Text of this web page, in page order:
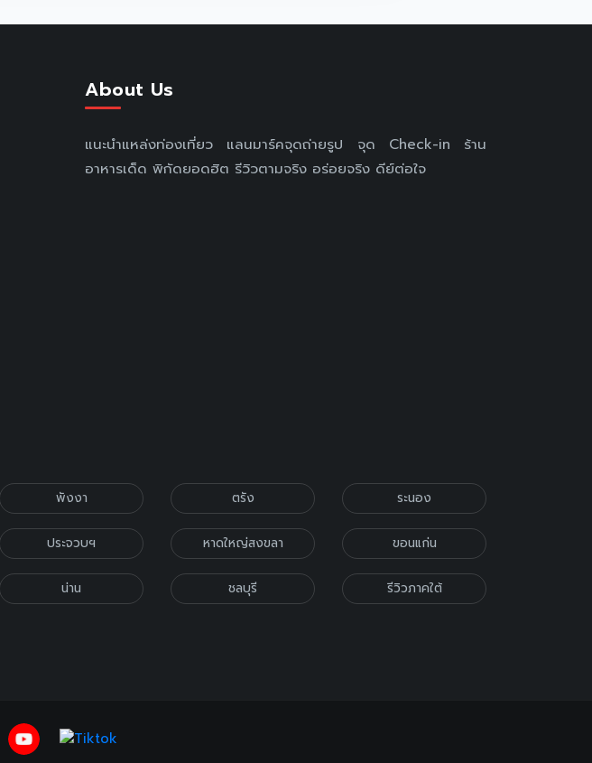
About Us
แนะนำแหล่งท่องเที่ยว แลนมาร์คจุดถ่ายรูป จุด Check-in ร้าน
อาหารเด็ด พิกัดยอดฮิต รีวิวตามจริง อร่อยจริง ดีย์ต่อใจ
พังงา ตรัง ระนอง
ประจวบฯ หาดใหญ่สงขลา ขอนแก่น
น่าน ชลบุรี รีวิวภาคใต้